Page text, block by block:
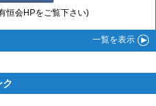
恒会HPをご覧下さい)
一覧を表示
ク